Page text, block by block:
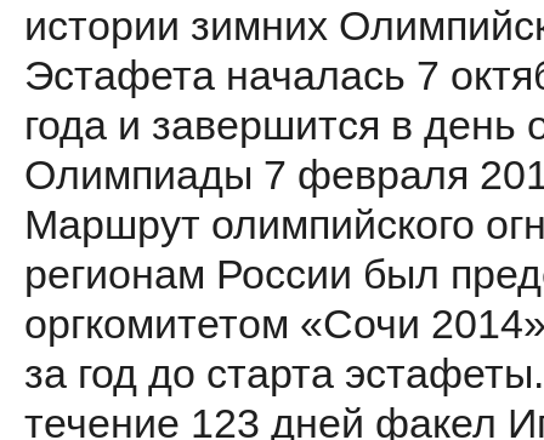
истории зимних
Эстафета началась 7
года и завершится в день
Олимпиады 7 февраля
Маршрут олимпийского
регионам России был
оргкомитетом «Сочи
за год до старта
течение 123 дней факел